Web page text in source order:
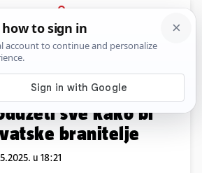
PRIJAVA
News Komentari
pravosuđa tvrdi:
sve kako bi
branitelje
u 18:21